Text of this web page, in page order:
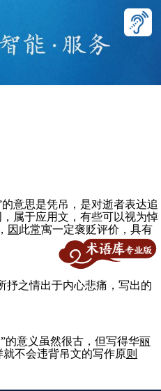
意思是凭吊，是对逝者表达追
属于应用文，有些可以视为悼
， 因 此常寓一定褒贬评价，具有
抒之情出于内心悲痛，写出的
”的意义虽然很古，但写得华丽
不会违背吊文的写作原则